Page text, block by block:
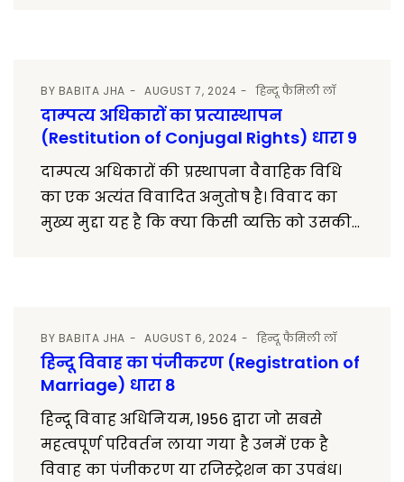
BY BABITA JHA AUGUST 7, 2024 हिन्दू फैमिली लॉ
दाम्पत्य अधिकारों का प्रत्यास्थापन
(Restitution of Conjugal Rights) धारा 9
दाम्पत्य अधिकारों की प्रस्थापना वैवाहिक विधि
का एक अत्यंत विवादित अनुतोष है। विवाद का
मुख्य मुद्दा यह है कि क्या किसी व्यक्ति को उसकी...
BY BABITA JHA AUGUST 6, 2024 हिन्दू फैमिली लॉ
हिन्दू विवाह का पंजीकरण (Registration of
Marriage) धारा 8
हिन्दू विवाह अधिनियम, 1956 द्वारा जो सबसे
महत्वपूर्ण परिवर्तन लाया गया है उनमें एक है
विवाह का पंजीकरण या रजिस्ट्रेशन का उपबंध।